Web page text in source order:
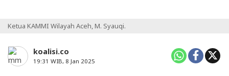
Ketua KAMMI Wilayah Aceh, M. Syauqi.
koalisi.co
19:31 WIB, 8 Jan 2025